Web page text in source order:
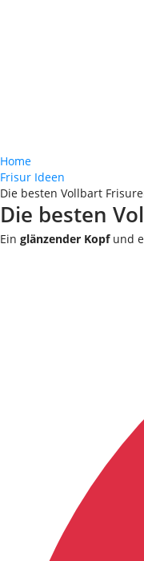
Home
Frisur Ideen
Die besten Vollbart
Die besten
Ein glänzender Kopfund